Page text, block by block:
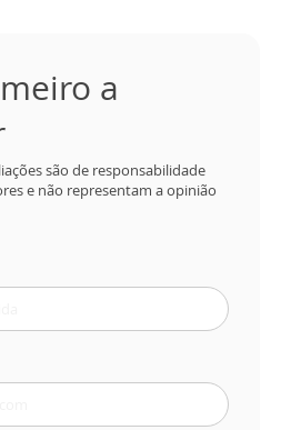
a
são de responsabilidade
e não representam a opinião